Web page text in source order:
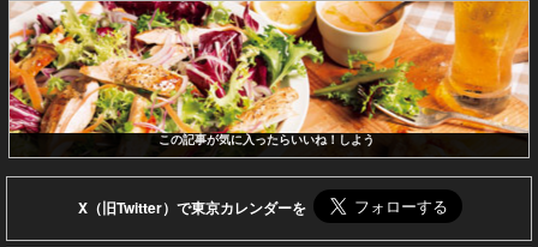
この記事が気に入ったらいいね！しよう
X（旧Twitter）で東京カレンダーを